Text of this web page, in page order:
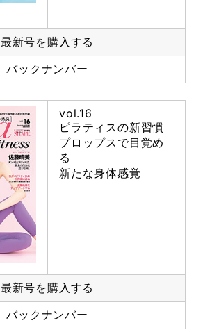
最新号を購入する
バックナンバー
vol.16
ピラティスの新習慣
プロップスで目覚め
る
新たな身体感覚
最新号を購入する
バックナンバー